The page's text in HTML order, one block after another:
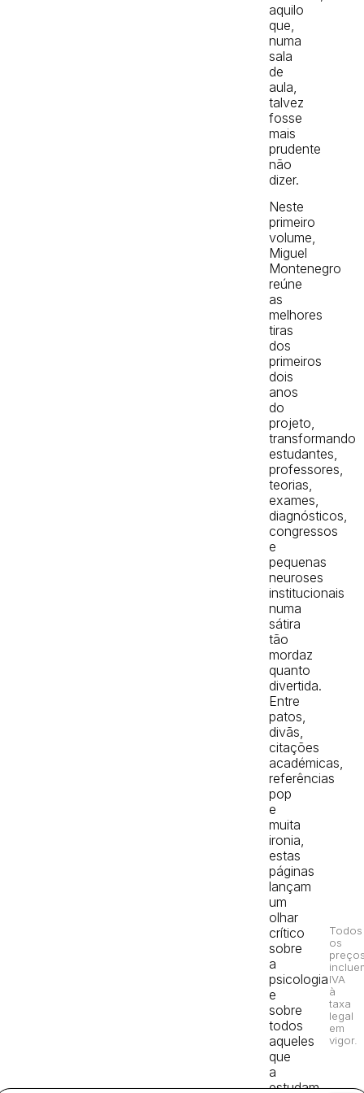
aquilo
que,
numa
sala
de
aula,
talvez
fosse
mais
prudente
não
dizer.
Neste
primeiro
volume,
Miguel
Montenegro
reúne
as
melhores
tiras
dos
primeiros
dois
anos
do
projeto,
transformando
estudantes,
professores,
teorias,
exames,
diagnósticos,
congressos
e
pequenas
neuroses
institucionais
numa
sátira
tão
mordaz
quanto
divertida.
Entre
patos,
divãs,
citações
académicas,
referências
pop
e
muita
ironia,
estas
páginas
lançam
um
olhar
crítico
sobre
a
psicologia
e
sobre
todos
aqueles
que
a
estudam,
Todos
os
IVA
à
taxa
legal
em
vigor.